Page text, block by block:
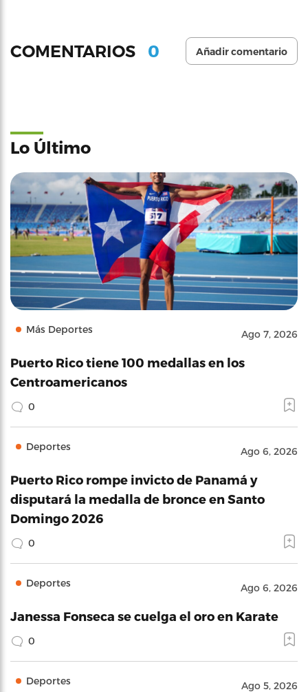
COMENTARIOS 0 Añadir comentario
Lo Último
Más Deportes Ago 7, 2026
Puerto Rico tiene 100 medallas en los
Centroamericanos
0
Deportes Ago 6, 2026
Puerto Rico rompe invicto de Panamá y
disputará la medalla de bronce en Santo
Domingo 2026
0
Deportes Ago 6, 2026
Janessa Fonseca se cuelga el oro en Karate
0
Deportes Ago 5, 2026